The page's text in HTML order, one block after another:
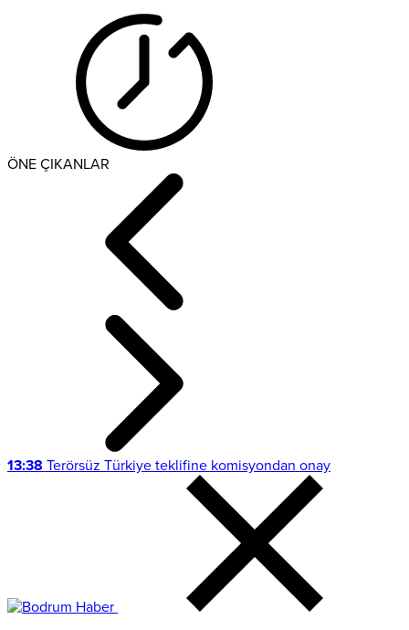
ÖNE ÇIKANLAR
13:38 Terörsüz Türkiye teklifine komisyondan onay